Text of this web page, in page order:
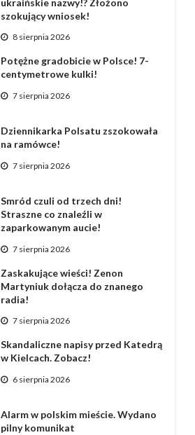
ukraińskie nazwy!? Złożono
szokujący wniosek!
8 sierpnia 2026
Potężne gradobicie w Polsce! 7-
centymetrowe kulki!
7 sierpnia 2026
Dziennikarka Polsatu zszokowała
na ramówce!
7 sierpnia 2026
Smród czuli od trzech dni!
Straszne co znaleźli w
zaparkowanym aucie!
7 sierpnia 2026
Zaskakujące wieści! Zenon
Martyniuk dołącza do znanego
radia!
7 sierpnia 2026
Skandaliczne napisy przed Katedrą
w Kielcach. Zobacz!
6 sierpnia 2026
Alarm w polskim mieście. Wydano
pilny komunikat